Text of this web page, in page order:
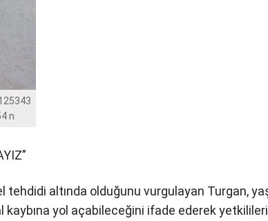
n
tehdidi altında olduğunu vurgulayan Turgan,
kaybına yol açabileceğini ifade ederek yetkilileri